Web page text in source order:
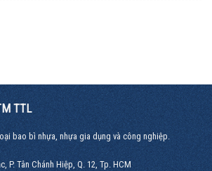
TTL
bao bì nhựa, nhựa gia dụng và công nghiệp.
P. Tân Chánh Hiệp, Q. 12, Tp. HCM